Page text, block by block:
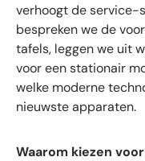
verhoogt de service-
bespreken we de
tafels, leggen we uit
voor een stationair
welke moderne
nieuwste apparaten.
Waarom kiezen